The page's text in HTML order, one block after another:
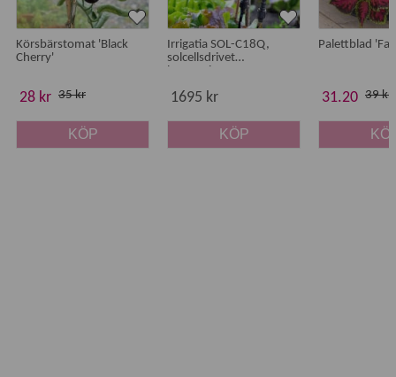
Körsbärstomat 'Black
Cherry'
28 kr 35 kr
KÖP
Irrigatia SOL-C18Q,
solcellsdrivet
1695 kr
KÖP
Palettblad
31.20 39 kr